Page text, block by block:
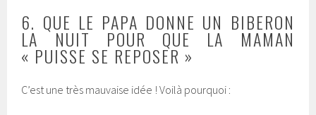
6. QUE LE PAPA DONNE UN BIBERON
LA NUIT POUR QUE LA MAMAN
« PUISSE SE REPOSER »
C’est une très mauvaise idée ! Voilà pourquoi :